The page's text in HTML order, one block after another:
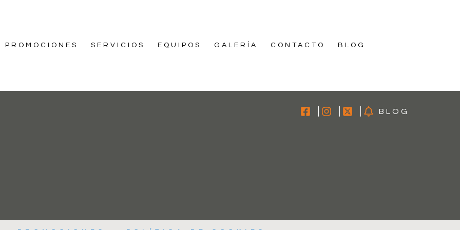
PROMOCIONES SERVICIOS EQUIPOS GALERÍA CONTACTO BLOG
BLOG